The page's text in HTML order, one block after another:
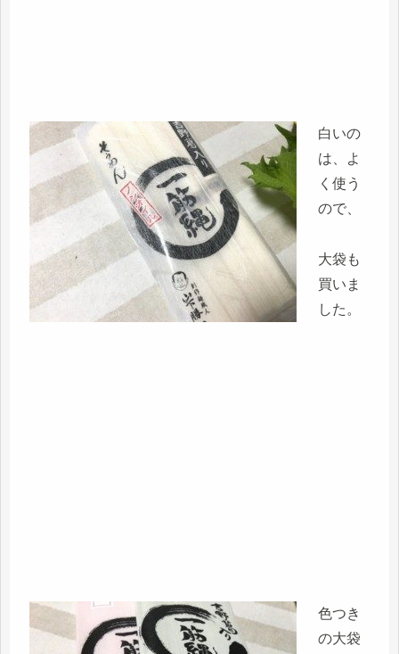
白いの
は、よ
く使う
ので、
大袋も
買いま
した。
色つき
の大袋